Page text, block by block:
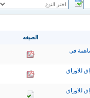
الصيغه
في
للاوراق
للاوراق